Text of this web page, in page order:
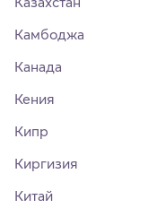
Камбоджа
Канада
Кения
Кипр
Киргизия
Китай